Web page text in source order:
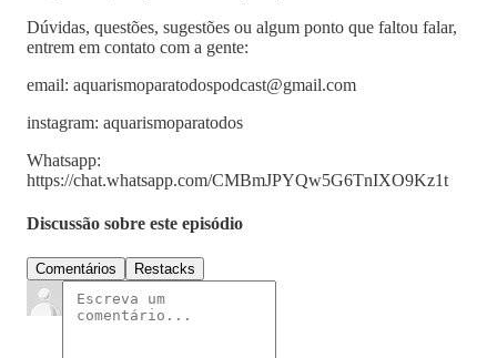
Dúvidas, questões, sugestões ou algum ponto que faltou falar,
entrem em contato com a gente:
email: aquarismoparatodospodcast@gmail.com
instagram: aquarismoparatodos
Whatsapp:
https://chat.whatsapp.com/CMBmJPYQw5G6TnIXO9Kz1t
Discussão sobre este episódio
Comentários Restacks